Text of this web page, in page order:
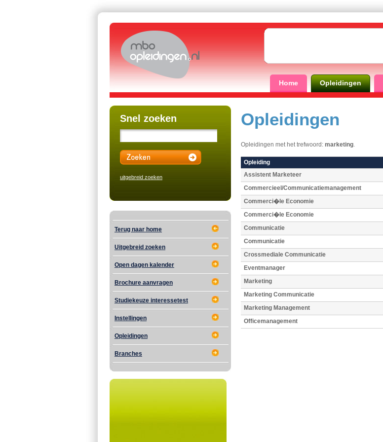
Home Opleidingen
Snel zoeken
uitgebreid zoeken
Terug naar home
Uitgebreid zoeken
Open dagen kalender
Brochure aanvragen
Studiekeuze interessetest
Instellingen
Opleidingen
Branches
Opleidingen
Opleidingen met het trefwoord: marketing.
Opleiding
Assistent Marketeer
Commercieel/Communicatiemanagement
Commerci�le Economie
Commerci�le Economie
Communicatie
Communicatie
Crossmediale Communicatie
Eventmanager
Marketing
Marketing Communicatie
Marketing Management
Officemanagement